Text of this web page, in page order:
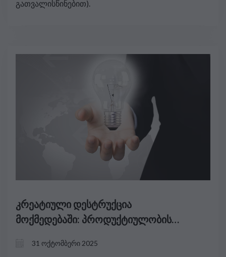
გათვალისწინებით).
კრეატიული დესტრუქცია
მოქმედებაში: პროდუქტიულობის
კონცენტრაცია ქართულ
31 ოქტომბერი 2025